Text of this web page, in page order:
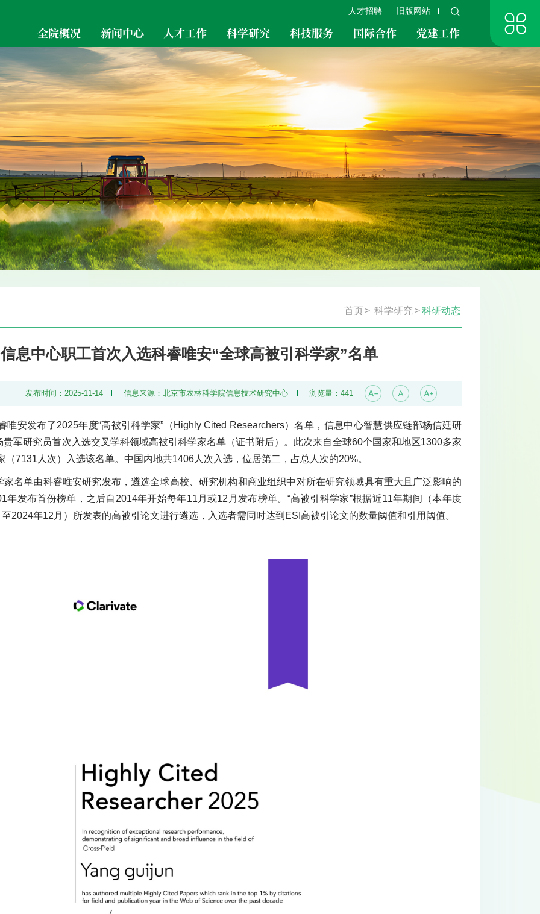
人才招聘 旧版网站
全院概况 新闻中心 人才工作 科学研究 科技服务 国际合作 党建工作
首页> 科学研究 >科研动态
信息中心职工首次入选科睿唯安“全球高被引科学家”名单
发布时间：2025-11-14 信息来源：北京市农林科学院信息技术研究中心 浏览量：441
唯安发布了2025年度“高被引科学家”（Highly Cited Researchers）名单，信息中心智慧供应链部杨信廷研
贵军研究员首次入选交叉学科领域高被引科学家名单（证书附后）。此次来自全球60个国家和地区1300多家
（7131人次）入选该名单。中国内地共1406人次入选，位居第二，占总人次的20%。
家名单由科睿唯安研究发布，遴选全球高校、研究机构和商业组织中对所在研究领域具有重大且广泛影响的
年发布首份榜单，之后自2014年开始每年11月或12月发布榜单。“高被引科学家”根据近11年期间（本年度
2024年12月）所发表的高被引论文进行遴选，入选者需同时达到ESI高被引论文的数量阈值和引用阈值。